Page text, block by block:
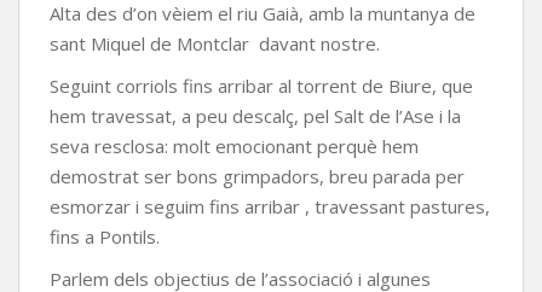
Alta des d’on vèiem el riu Gaià, amb la muntanya de
sant Miquel de Montclar davant nostre.
Seguint corriols fins arribar al torrent de Biure, que
hem travessat, a peu descalç, pel Salt de l’Ase i la
seva resclosa: molt emocionant perquè hem
demostrat ser bons grimpadors, breu parada per
esmorzar i seguim fins arribar , travessant pastures,
fins a Pontils.
Parlem dels objectius de l’associació i algunes